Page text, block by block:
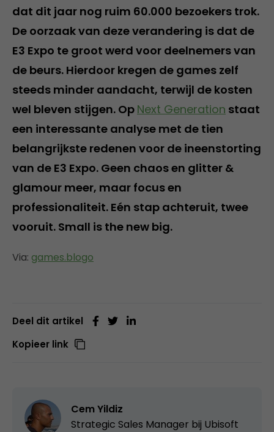
dat dit jaar nog ruim 60.000 bezoekers trok.
De oorzaak van deze verandering is dat de
E3 Expo te groot werd voor deelnemers van
de beurs. Hierdoor kregen de games zelf
steeds minder aandacht, terwijl de kosten
wel bleven stijgen. Op Next Generation staat
een interessante analyse met de tien
belangrijkste redenen voor de ineenstorting
van de E3 Expo. Geen chaos en glitter &
glamour meer, maar focus en
professionaliteit. Eén stap achteruit, twee
vooruit. Small is the new big.
Via: games.blogo
Deel dit artikel
Kopieer link
Cem Yildiz
Strategic Sales Manager bij Ubisoft